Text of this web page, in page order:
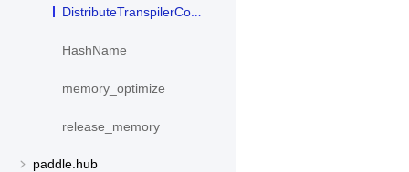
DistributeTranspilerConfig
HashName
memory_optimize
release_memory
paddle.hub